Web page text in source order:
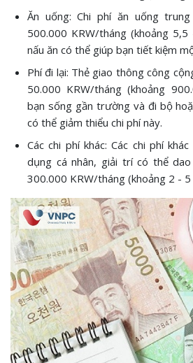
Ăn uống: Chi phí ăn uống
500.000 KRW/tháng (khoảng
nấu ăn có thể giúp bạn tiết kiệm
Phí đi lại: Thẻ giao thông công
50.000 KRW/tháng (khoảng
bạn sống gần trường và đi bộ
có thể giảm thiểu chi phí này.
Các chi phí khác: Các chi phí
dụng cá nhân, giải trí có thể
300.000 KRW/tháng (khoảng 2 - 5